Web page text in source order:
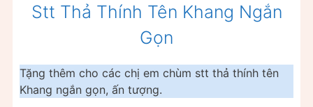
Stt Thả Thính Tên Khang Ngắn
Gọn
Tặng thêm cho các chị em chùm stt thả thính tên
Khang ngắn gọn, ấn tượng.